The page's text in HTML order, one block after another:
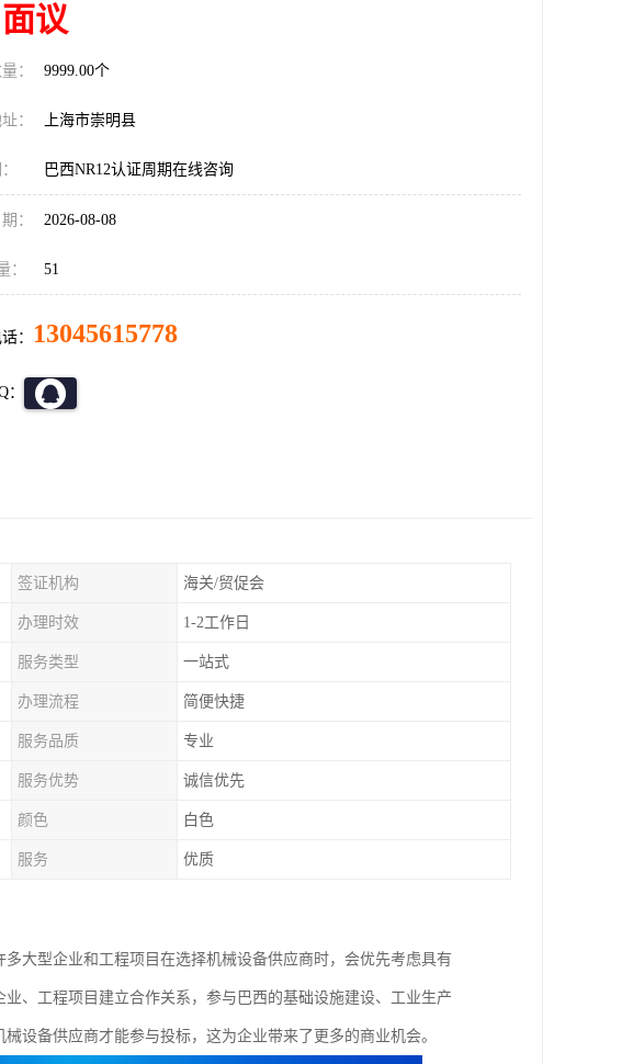
面议
： 9999.00个
： 上海市崇明县
巴西NR12认证周期在线咨询
： 2026-08-08
： 51
： 13045615778
：
签证机构 海关/贸促会
办理时效 1-2工作日
服务类型 一站式
办理流程 简便快捷
服务品质 专业
服务优势 诚信优先
颜色 白色
服务 优质
大型企业和工程项目在选择机械设备供应商时，会优先考虑具有
、工程项目建立合作关系，参与巴西的基础设施建设、工业生产
设备供应商才能参与投标，这为企业带来了更多的商业机会。